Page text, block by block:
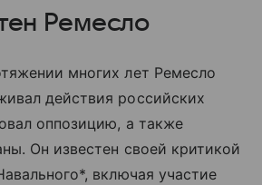
Ремесло
многих лет Ремесло
действия российских
оппозицию, а также
Он известен своей критикой
включая участие